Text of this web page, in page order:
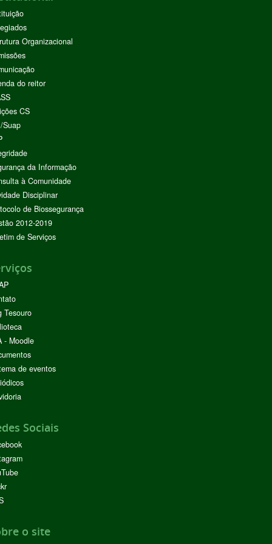
Organizacional
do reitor
CS
Suap
da Informação
à Comunidade
Disciplinar
de Biossegurança
2012-2019
de Serviços
Tesouro
- Moodle
de eventos
Sociais
o site